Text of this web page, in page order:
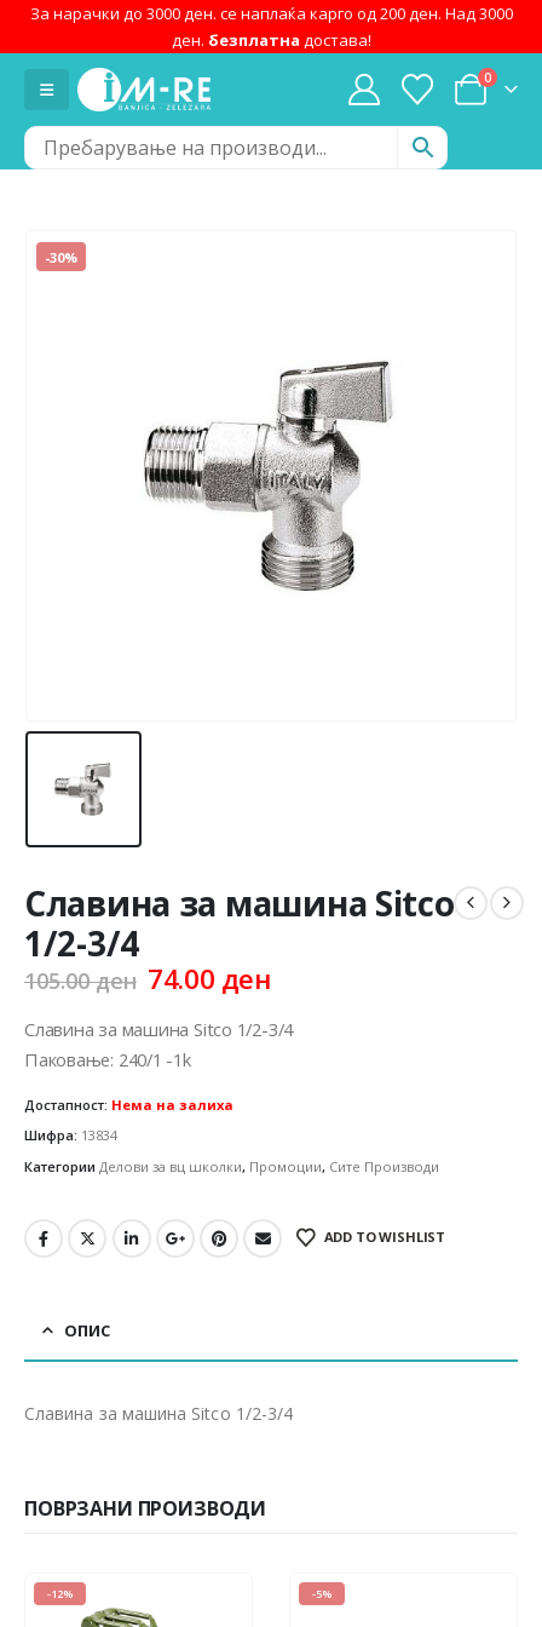
За нарачки до 3000 ден. се наплаќа карго од 200 ден. Над 3000
ден. безплатна достава!
0
-30%
Славина за машина Sitco
1/2-3/4
105.00ден Original
was:
105.00 ден.
74.00 денCurrent
is:
Славина за машина Sitco 1/2-3/4
Паковање: 240/1 -1k
Достапност: Нема на залиха
Шифра: 13834
Категории Делови за вц школки, Промоции, Сите Производи
ADD TO WISHLIST
ОПИС
Славина за машина Sitco 1/2-3/4
ПОВРЗАНИ ПРОИЗВОДИ
-5% -3%